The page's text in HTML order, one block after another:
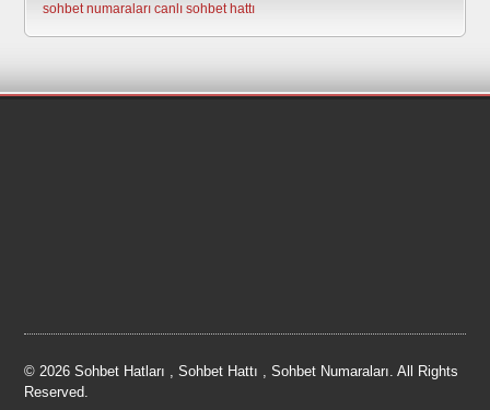
sohbet numaraları canlı sohbet hattı
© 2026 Sohbet Hatları , Sohbet Hattı , Sohbet Numaraları. All Rights
Reserved.